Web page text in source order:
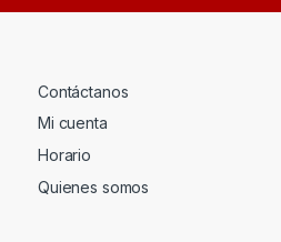
Contáctanos
Mi cuenta
Horario
Quienes somos